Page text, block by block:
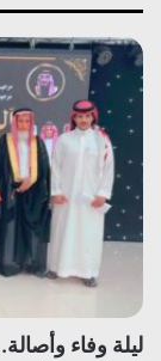
ليلة وفاء